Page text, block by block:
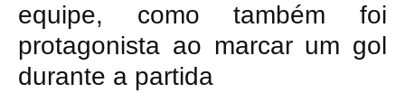
equipe, como também foi
protagonista ao marcar um gol
durante a partida